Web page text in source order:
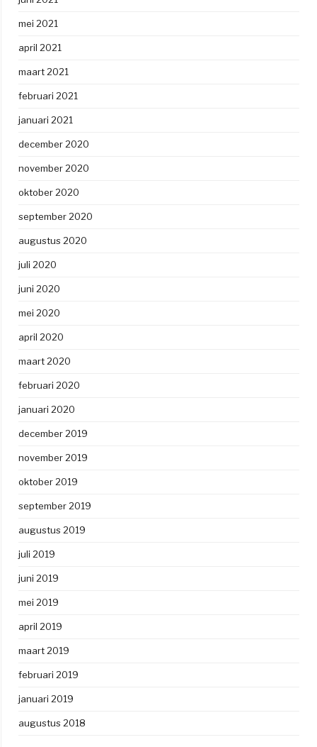
mei 2021
april 2021
maart 2021
februari 2021
januari 2021
december 2020
november 2020
oktober 2020
september 2020
augustus 2020
juli 2020
juni 2020
mei 2020
april 2020
maart 2020
februari 2020
januari 2020
december 2019
november 2019
oktober 2019
september 2019
augustus 2019
juli 2019
juni 2019
mei 2019
april 2019
maart 2019
februari 2019
januari 2019
augustus 2018